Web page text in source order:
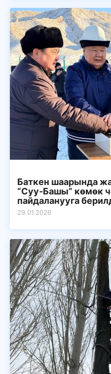
Баткен шаарында
“Суу-Башы” көмөк
пайдаланууга
29.01.2026